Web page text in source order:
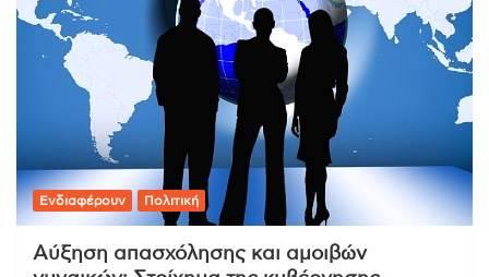
Ενδιαφέρουν Πολιτική
Αύξηση απασχόλησης και αμοιβών